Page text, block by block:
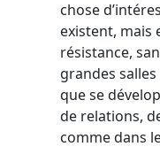
chose
existent, mais
résistance,
grandes
que se
de relations,
comme dans